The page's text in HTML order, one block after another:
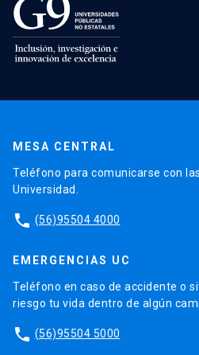
MESA CENTRAL
Teléfono para comunicarse con
Universidad.
phone (56)95504 4000
EMERGENCIAS UC
Teléfono en caso de accidente o
riesgo tu vida dentro de algún
phone (56)95504 5000